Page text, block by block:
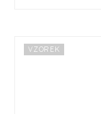
VZOREK